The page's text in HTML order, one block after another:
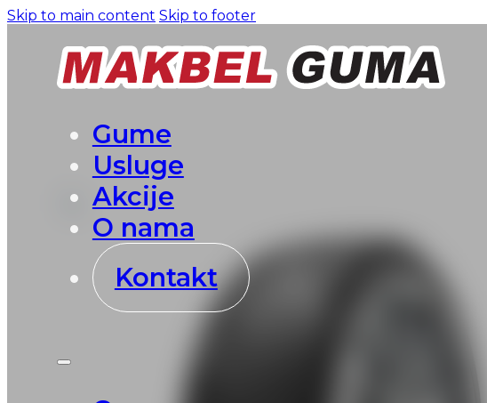
Skip to main content Skip to footer
Gume
Usluge
Akcije
O nama
Kontakt